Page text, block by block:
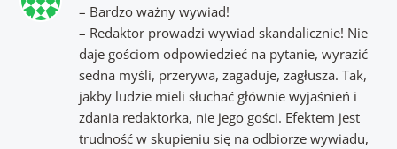
– Bardzo ważny wywiad!
– Redaktor prowadzi wywiad skandalicznie! Nie
daje gościom odpowiedzieć na pytanie, wyrazić
sedna myśli, przerywa, zagaduje, zagłusza. Tak,
jakby ludzie mieli słuchać głównie wyjaśnień i
zdania redaktorka, nie jego gości. Efektem jest
trudność w skupieniu się na odbiorze wywiadu,